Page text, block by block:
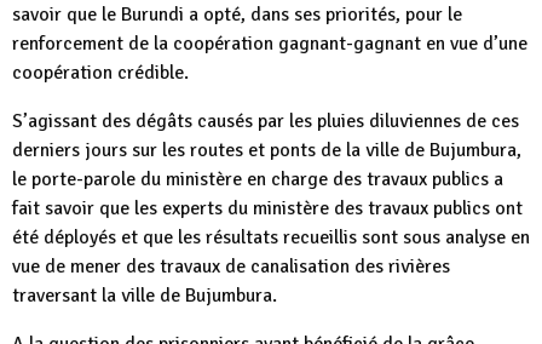
savoir que le Burundi a opté, dans ses priorités, pour le
renforcement de la coopération gagnant-gagnant en vue d’une
coopération crédible.
S’agissant des dégâts causés par les pluies diluviennes de ces
derniers jours sur les routes et ponts de la ville de Bujumbura,
le porte-parole du ministère en charge des travaux publics a
fait savoir que les experts du ministère des travaux publics ont
été déployés et que les résultats recueillis sont sous analyse en
vue de mener des travaux de canalisation des rivières
traversant la ville de Bujumbura.